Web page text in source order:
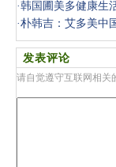
·韩国圃美多健康生
·朴韩吉：艾多美中
发表评论
请自觉遵守互联网相关